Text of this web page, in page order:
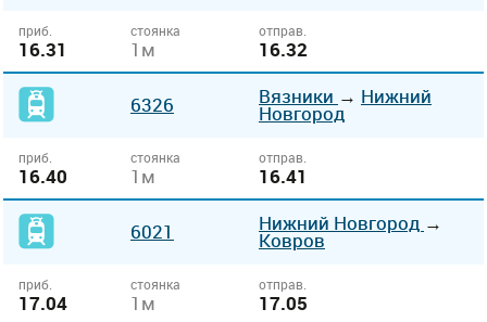
приб.
16.31
стоянка
1м
отправ.
16.32
6326 Вязники → Нижний
Новгород
приб.
16.40
стоянка
1м
отправ.
16.41
6021 Нижний Новгород →
Ковров
приб.
17.04
стоянка
1м
отправ.
17.05